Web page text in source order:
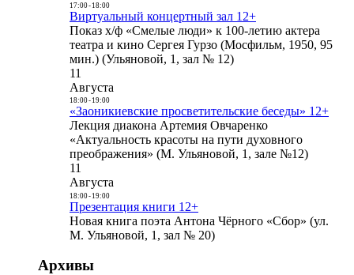
17:00- 18:00
Виртуальный концертный зал 12+
Показ х/ф «Смелые люди» к 100-летию актера
театра и кино Сергея Гурзо (Мосфильм, 1950, 95
мин.) (Ульяновой, 1, зал № 12)
11
Августа
18:00- 19:00
«Заоникиевские просветительские беседы» 12+
Лекция диакона Артемия Овчаренко
«Актуальность красоты на пути духовного
преображения» (М. Ульяновой, 1, зале №12)
11
Августа
18:00- 19:00
Презентация книги 12+
Новая книга поэта Антона Чёрного «Сбор» (ул.
М. Ульяновой, 1, зал № 20)
Архивы